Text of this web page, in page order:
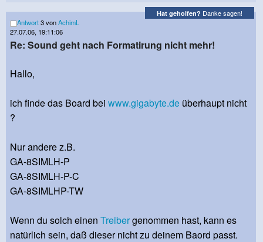
Hat geholfen? Danke sagen!
Antwort3 vonAchimL
27.07.06, 19:11:06
Re: Sound geht nach Formatirung nicht mehr!
Hallo,
ich finde das Board bei www.gigabyte.de überhaupt nicht
?
Nur andere z.B.
GA-8SIMLH-P
GA-8SIMLH-P-C
GA-8SIMLHP-TW
Wenn du solch einen Treibergenommen hast, kann es
natürlich sein, daß dieser nicht zu deinem Baord passt.